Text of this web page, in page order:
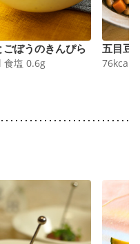
ごぼうのきんぴら
食塩 0.6g
五目豆
76kcal